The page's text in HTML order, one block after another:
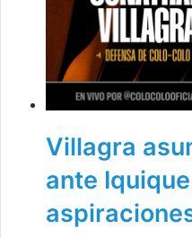
Villagra
ante